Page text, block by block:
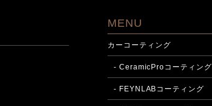
MENU
カーコーティング
- CeramicProコーティング
- FEYNLABコーティング